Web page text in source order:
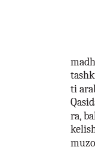
ti
ra,